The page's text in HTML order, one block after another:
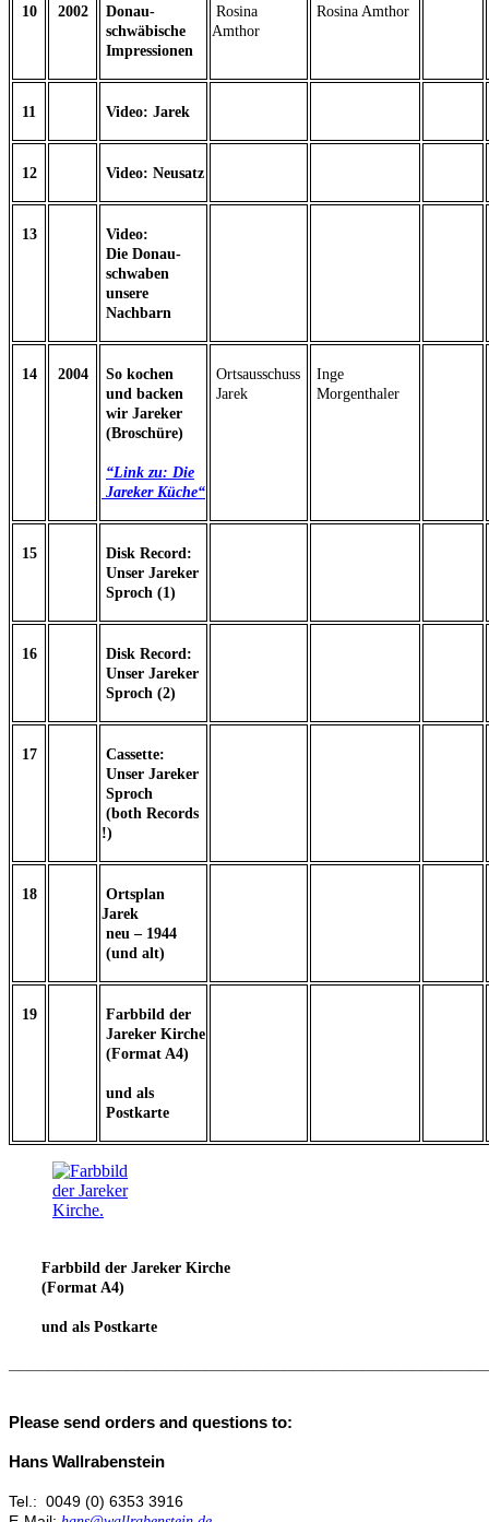
10 2002
Donau-
schwäbische
Impressionen
Rosina
Amthor
Rosina Amthor
11 Video: Jarek
12 Video: Neusatz
13
Video:
Die Donau-
schwaben
unsere
Nachbarn
14 2004
So kochen
und backen
wir Jareker
(Broschüre)
“Link zu: Die
Jareker Küche“
Ortsausschuss
Jarek
Inge
Morgenthaler
15
Disk Record:
Unser Jareker
Sproch (1)
16
Disk Record:
Unser Jareker
Sproch (2)
17
Cassette:
Unser Jareker
Sproch
(both Records
!)
18
Ortsplan
Jarek
neu – 1944
(und alt)
19
Farbbild der
Jareker Kirche
(Format A4)
und als
Postkarte
Farbbild der Jareker Kirche
(Format A4)
und als Postkarte
Please send orders and questions to:
Hans Wallrabenstein
Tel.: 0049 (0) 6353 3916